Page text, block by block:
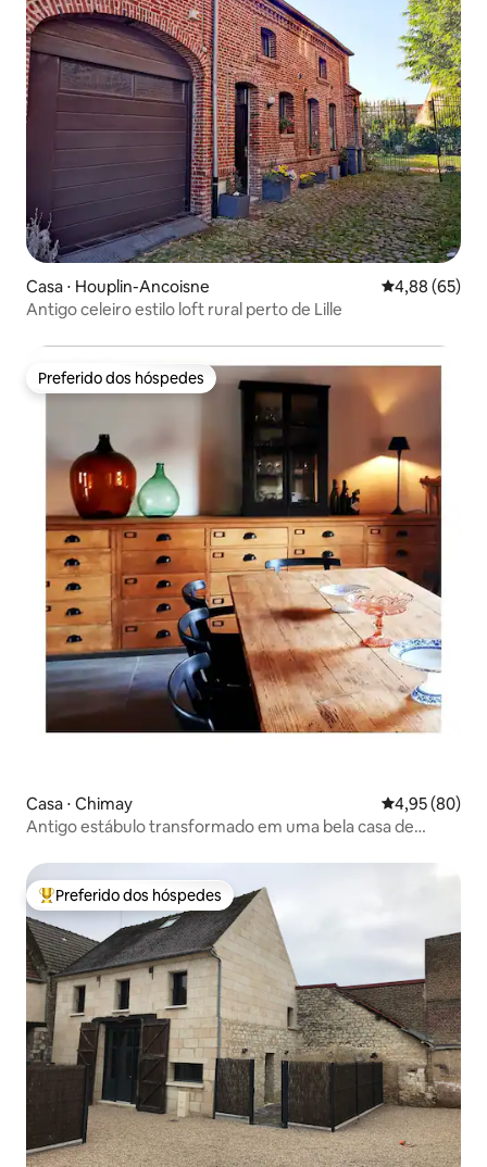
Casa ⋅ Houplin-Ancoisne 4,88 de uma
4,88 (65)
Antigo celeiro estilo loft rural perto de Lille
Preferido dos hóspedes
Preferido dos hóspedes
Casa ⋅ Chimay 4,95 de uma
4,95 (80)
Antigo estábulo transformado em uma bela casa de
Entre os melhores preferidos dos hóspedes
Preferido dos hóspedes